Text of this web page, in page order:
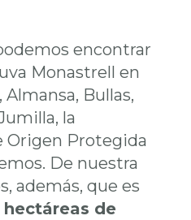
encontrar
Monastrell en
Bullas,
la
Origen Protegida
De nuestra
además, que es
de